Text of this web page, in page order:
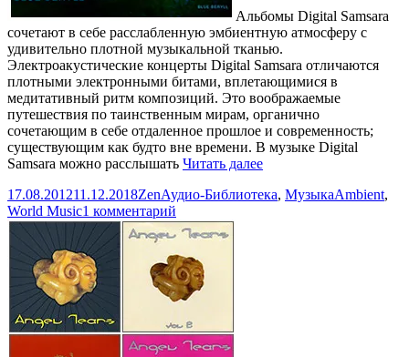
Альбомы Digital Samsara
сочетают в себе расслабленную эмбиентную атмосферу с
удивительно плотной музыкальной тканью.
Электроакустические концерты Digital Samsara отличаются
плотными электронными битами, вплетающимися в
медитативный ритм композиций. Это воображаемые
путешествия по таинственным мирам, органично
сочетающим в себе отдаленное прошлое и современность;
существующим как будто вне времени. В музыке Digital
Samsara можно расслышать Читать далееDigital
—
Опубликовано
17.08.201211.12.2018Автор
ZenРубрики
Аудио-Библиотека, МузыкаМетки
Ambient,
World Music1 комментарий
записи
Digital
Samsara
—
Blue
Beryll
(2006)
/